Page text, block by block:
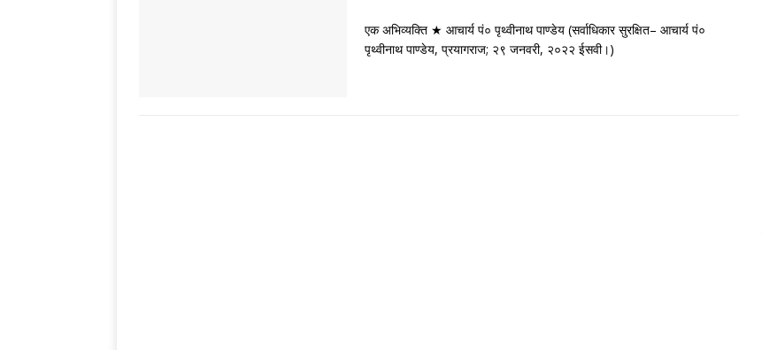
एक अभिव्यक्ति ★ आचार्य पं० पृथ्वीनाथ पाण्डेय (सर्वाधिकार सुरक्षित– आचार्य पं०
पृथ्वीनाथ पाण्डेय, प्रयागराज; २९ जनवरी, २०२२ ईसवी।)